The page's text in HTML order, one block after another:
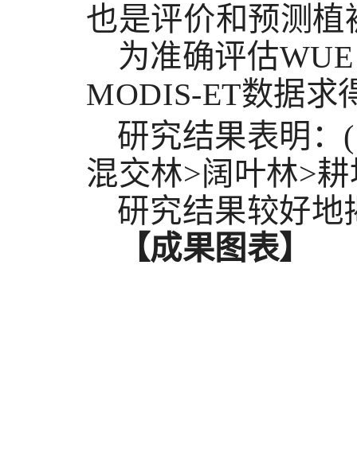
也是评价和预测
为准确评估WUE
MODIS-ET数据求
研究结果表明：
混交林>阔叶林>
研究结果较好地
【成果图表】